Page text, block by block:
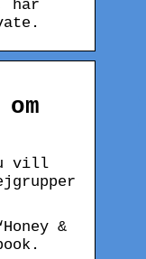
här
vill
&